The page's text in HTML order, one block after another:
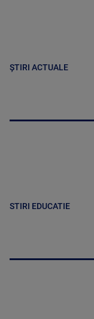
ȘTIRI ACTUALE
STIRI EDUCATIE